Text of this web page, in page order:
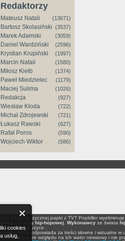
cookies
usług,
Redaktorzy
Mateusz Natali (13671)
Bartosz Skolasiński (3537)
Marek Adamski (3059)
Daniel Wardziński (2596)
Krystian Krupiński (1997)
Marcin Natali (1580)
Miłosz Kiełb (1374)
Paweł Miedzielec (1179)
Maciej Sulima (1026)
Redakcja (927)
Wiesław Kłoda (722)
Michał Zdrojewski (721)
Łukasz Rawski (627)
Rafał Poros (590)
Wojciech Wiktor (586)
Masz dosyć muzycznej papki z TV? Popkiller
z branży hip-hopowej Wykonawcy ze świata
o muzyce.
nie odpowiada za treści słowne i wizualne
ze względu na ich walor newsowy i nie